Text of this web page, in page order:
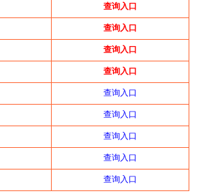
查询入口
查询入口
查询入口
查询入口
查询入口
查询入口
查询入口
查询入口
查询入口